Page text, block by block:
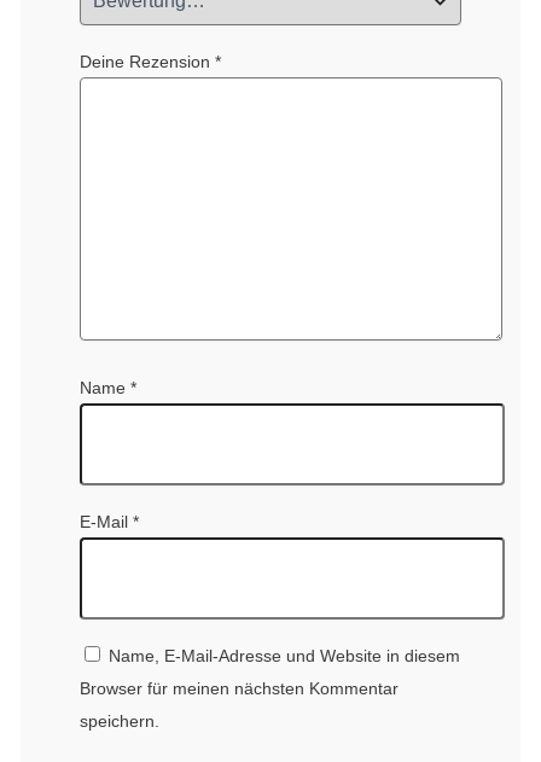
Deine Rezension*
Name*
E-Mail*
Name, E-Mail-Adresse und Website in diesem
Browser für meinen nächsten Kommentar
speichern.